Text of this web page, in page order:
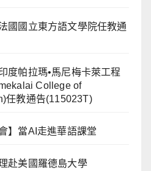
國國立東方語文學院任教通
度帕拉瑪•馬尼梅卡萊工程
College of
任教通告(115023T)
】當AI走進華語課堂
赴美國羅德島大學